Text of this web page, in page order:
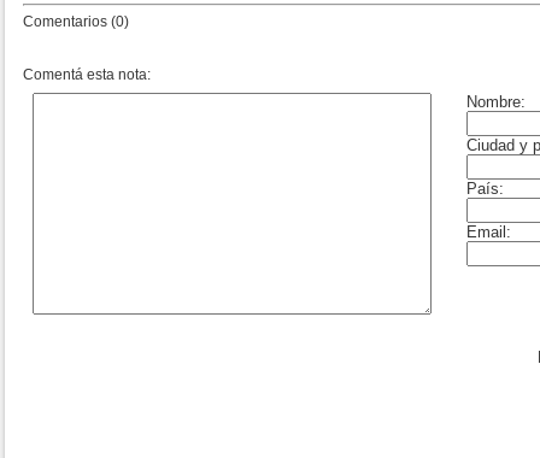
Comentarios (0)
Comentá esta nota: